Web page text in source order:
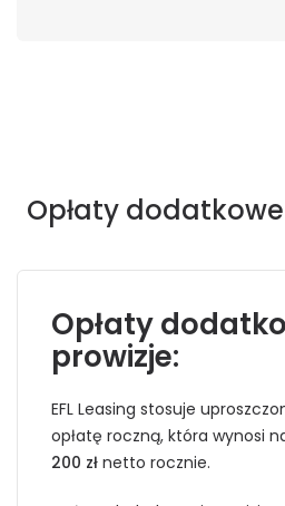
Opłaty dodatkowe
Opłaty
prowizje:
EFL Leasing stosuje
opłatę roczną, która wynosi
200 zł netto rocznie.